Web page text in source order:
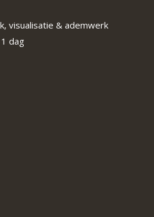
visualisatie & ademwerk
dag